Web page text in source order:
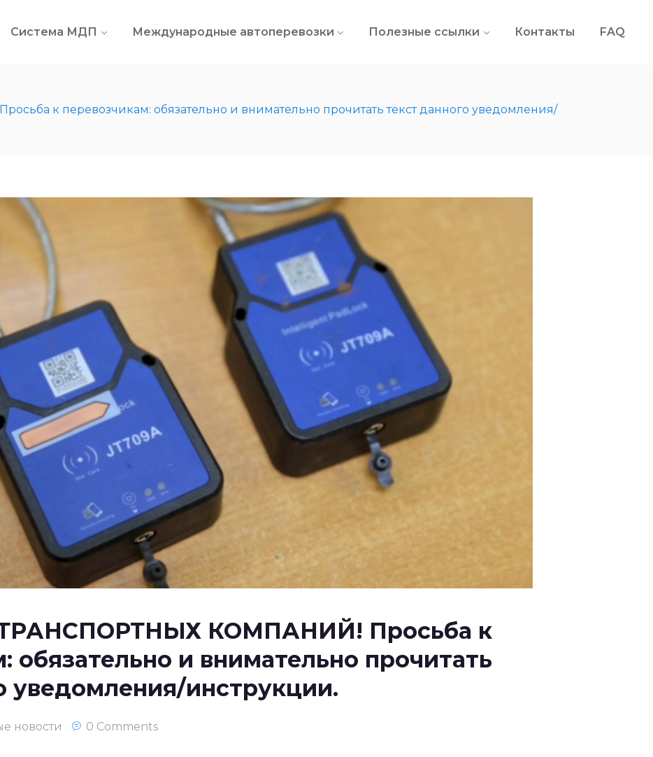
Система МДП Международные автоперевозки Полезные ссылки Контакты FAQ
к перевозчикам: обязательно и внимательно прочитать текст данного уведомления/
КОМПАНИЙ! Просьба к
обязательно и внимательно прочитать
уведомления/инструкции.
новости 0 Comments